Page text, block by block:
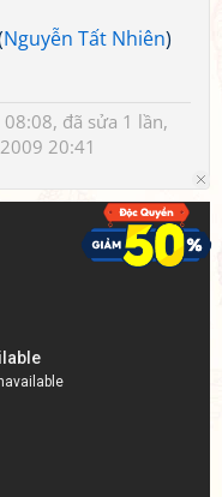
Nguyễn Tất Nhiên)
đã sửa 1 lần,
20:41